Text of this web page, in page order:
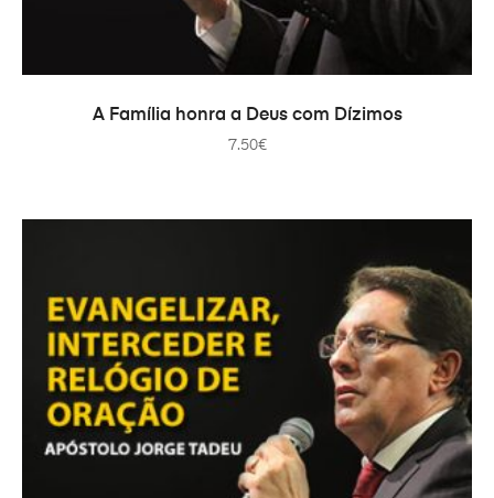
AÑADIR AL CARRITO
A Família honra a Deus com Dízimos
7.50€